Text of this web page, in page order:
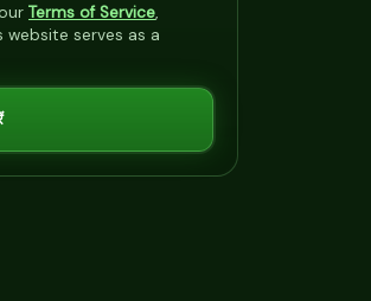
Terms of Service,
website serves as a